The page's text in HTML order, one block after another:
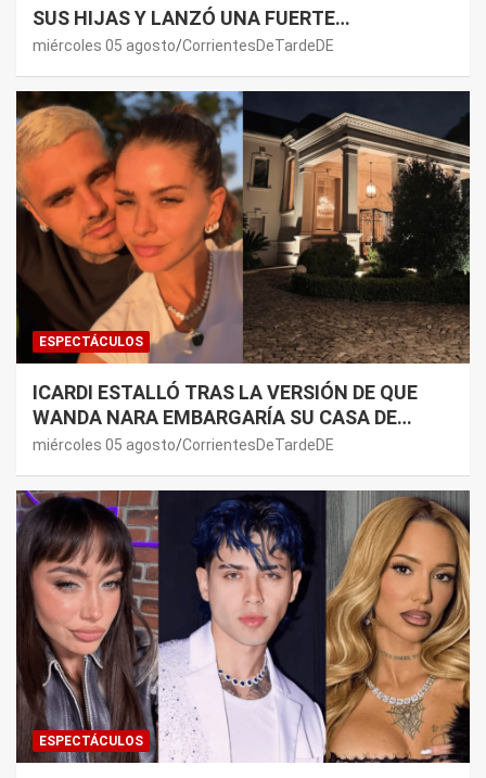
SUS HIJAS Y LANZÓ UNA FUERTE
PREMONICIÓN SOBRE MAURO ICARDI
miércoles 05 agosto CorrientesDeTardeDE
ESPECTÁCULOS
ICARDI ESTALLÓ TRAS LA VERSIÓN DE QUE
WANDA NARA EMBARGARÍA SU CASA DE
NORDELTA: “NECESITAN RASCAR DE ALGÚN
miércoles 05 agosto CorrientesDeTardeDE
ESPECTÁCULOS